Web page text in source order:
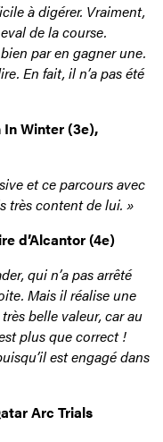
à digérer. Vraiment,
de la course.
par en gagner une.
En fait, il n’a pas été
In Winter (3e),
et ce parcours avec
très content de lui. »
d’Alcantor (4e)
qui n’a pas arrêté
Mais il réalise une
belle valeur, car au
plus que correct !
est engagé dans
Arc Trials